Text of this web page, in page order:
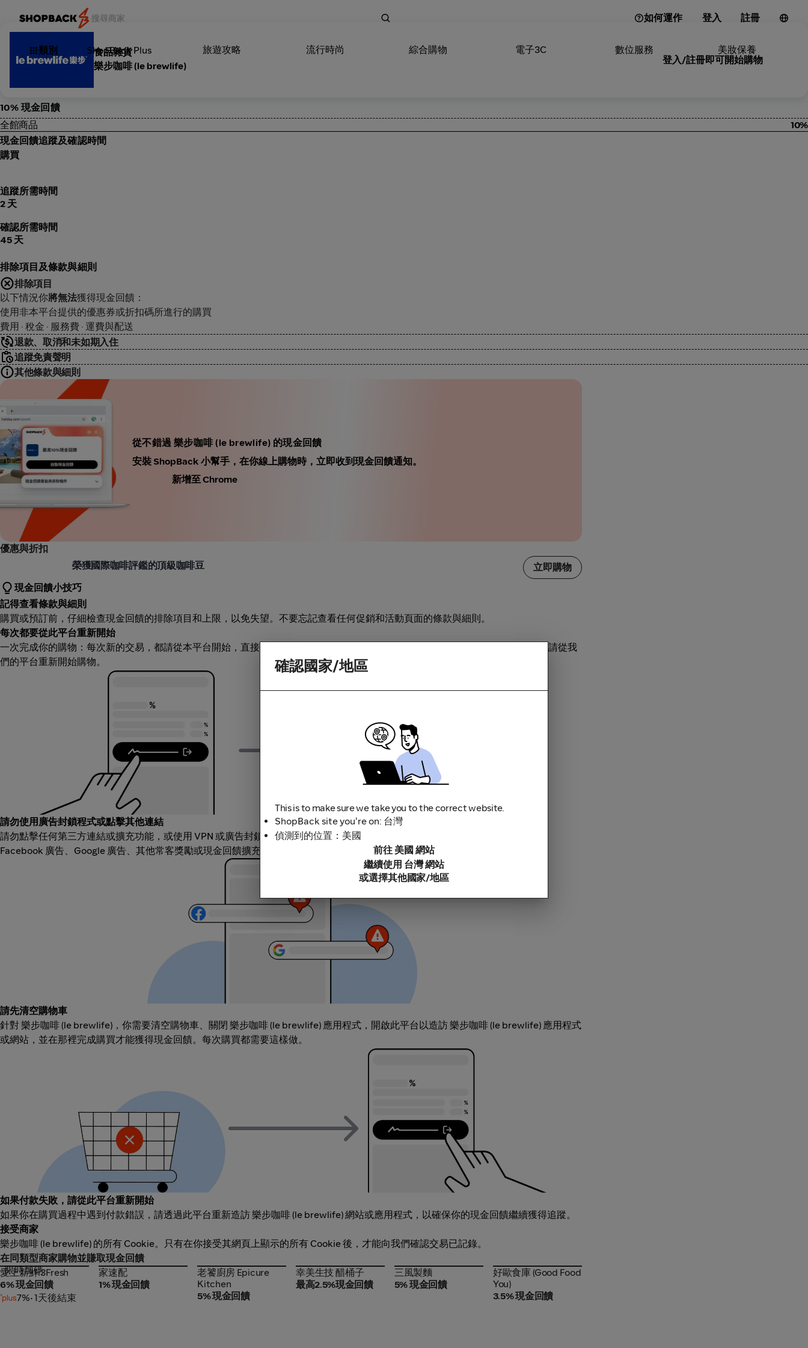
如何運作 登入 註冊
類別 ShopBack Plus 旅遊攻略 流行時尚 綜合購物 電子3C 數位服務 美妝保養
食品雜貨
樂步咖啡 (le brewlife)
登入/註冊即可開始購物
10% 現金回饋
全館商品
10%
現金回饋追蹤及確認時間
購買
追蹤所需時間
2 天
確認所需時間
45 天
排除項目及條款與細則
排除項目
以下情況你將無法獲得現金回饋：
使用非本平台提供的優惠券或折扣碼所進行的購買
費用 · 稅金 · 服務費 · 運費與配送
退款、取消和未如期入住
追蹤免責聲明
其他條款與細則
從不錯過 樂步咖啡 (le brewlife) 的現金回饋
安裝 ShopBack 小幫手，在你線上購物時，立即收到現金回饋通知。
新增至 Chrome
優惠與折扣
樂步咖啡 (le brewlife)榮獲國際咖啡評鑑的頂級咖啡豆
立即購物
現金回饋小技巧
記得查看條款與細則
購買或預訂前，仔細檢查現金回饋的排除項目和上限，以免失望。不要忘記查看任何促銷和活動頁面的條款與細則。
每次都要從此平台重新開始
一次完成你的購物：每次新的交易，都請從本平台開始，直接造訪商家。如果你造訪商家時因為應用程式更新或下載畫面而中斷，請從我
們的平台重新開始購物。
請勿使用廣告封鎖程式或點擊其他連結
請勿點擊任何第三方連結或擴充功能，或使用 VPN 或廣告封鎖軟體，因為這些可能導致無法追蹤你的現金回饋。部分範例包括：
Facebook 廣告、Google 廣告、其他常客獎勵或現金回饋擴充功能連結。
請先清空購物車
針對 樂步咖啡 (le brewlife)，你需要清空購物車、關閉 樂步咖啡 (le brewlife) 應用程式，開啟此平台以造訪 樂步咖啡 (le brewlife) 應用程式
或網站，並在那裡完成購買才能獲得現金回饋。每次購買都需要這樣做。
如果付款失敗，請從此平台重新開始
如果你在購買過程中遇到付款錯誤，請透過此平台重新造訪 樂步咖啡 (le brewlife) 網站或應用程式，以確保你的現金回饋繼續獲得追蹤。
接受商家
樂步咖啡 (le brewlife) 的所有 Cookie。只有在你接受其網頁上顯示的所有 Cookie 後，才能向我們確認交易已記錄。
在同類型商家購物並賺取現金回饋
愛上新鮮i3Fresh
限時加碼
愛上新鮮i3Fresh
6% 現金回饋
7%• 1天後結束
家速配
家速配
1% 現金回饋
老饕廚房 Epicure
Kitchen
老饕廚房 Epicure
Kitchen
5% 現金回饋
幸美生技 醋桶子
幸美生技 醋桶子
最高2.5%現金回饋
三風製麵
三風製麵
5% 現金回饋
好歐食庫 (Good
Food You)
好歐食庫 (Good Food
You)
3.5% 現金回饋
確認國家/地區
This is to make sure we take you to the correct website.
ShopBack site you're on: 台灣
偵測到的位置：美國
前往 美國 網站
繼續使用 台灣 網站
或選擇其他國家/地區